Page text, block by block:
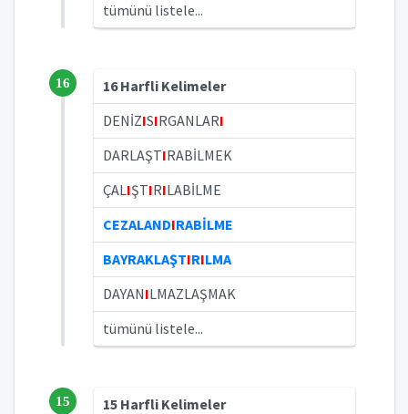
tümünü listele...
16
16 Harfli Kelimeler
DENİZISIRGANLARI
DARLAŞTIRABİLMEK
ÇALIŞTIRILABİLME
CEZALANDIRABİLME
BAYRAKLAŞTIRILMA
DAYANILMAZLAŞMAK
tümünü listele...
15
15 Harfli Kelimeler